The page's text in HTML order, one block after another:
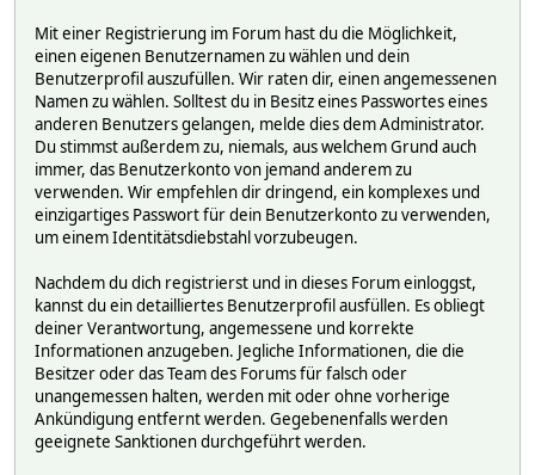
Mit einer Registrierung im Forum hast du die Möglichkeit,
einen eigenen Benutzernamen zu wählen und dein
Benutzerprofil auszufüllen. Wir raten dir, einen angemessenen
Namen zu wählen. Solltest du in Besitz eines Passwortes eines
anderen Benutzers gelangen, melde dies dem Administrator.
Du stimmst außerdem zu, niemals, aus welchem Grund auch
immer, das Benutzerkonto von jemand anderem zu
verwenden. Wir empfehlen dir dringend, ein komplexes und
einzigartiges Passwort für dein Benutzerkonto zu verwenden,
um einem Identitätsdiebstahl vorzubeugen.
Nachdem du dich registrierst und in dieses Forum einloggst,
kannst du ein detailliertes Benutzerprofil ausfüllen. Es obliegt
deiner Verantwortung, angemessene und korrekte
Informationen anzugeben. Jegliche Informationen, die die
Besitzer oder das Team des Forums für falsch oder
unangemessen halten, werden mit oder ohne vorherige
Ankündigung entfernt werden. Gegebenenfalls werden
geeignete Sanktionen durchgeführt werden.